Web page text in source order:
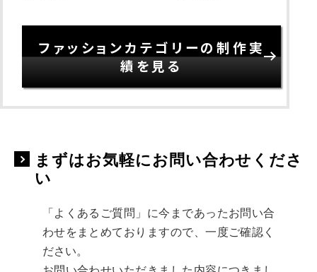
ファッションカテゴリーの制作実
績を見る
まずはお気軽にお問い合わせくださ
い
「よくあるご質問」に今まであったお問い合
わせをまとめておりますので、一度ご確認く
ださい。